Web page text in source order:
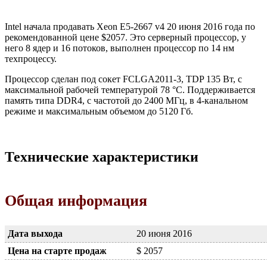
Intel начала продавать Xeon E5-2667 v4 20 июня 2016 года по
рекомендованной цене $2057. Это серверный процессор, у
него 8 ядер и 16 потоков, выполнен процессор по 14 нм
техпроцессу.
Процессор сделан под сокет FCLGA2011-3, TDP 135 Вт, с
максимальной рабочей температурой 78 °C. Поддерживается
память типа DDR4, с частотой до 2400 МГц, в 4-канальном
режиме и максимальным объемом до 5120 Гб.
Технические характеристики
Общая информация
Дата выхода
20 июня 2016
Цена на старте продаж
$ 2057